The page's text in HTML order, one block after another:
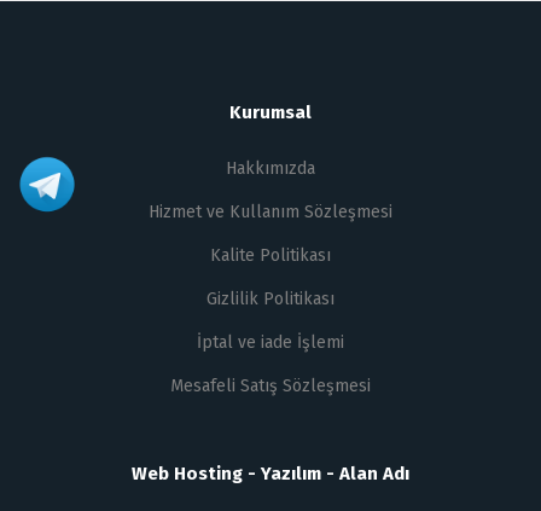
Kurumsal
Hakkımızda
Hizmet ve Kullanım Sözleşmesi
Kalite Politikası
Gizlilik Politikası
İptal ve iade İşlemi
Mesafeli Satış Sözleşmesi
Web Hosting - Yazılım - Alan Adı